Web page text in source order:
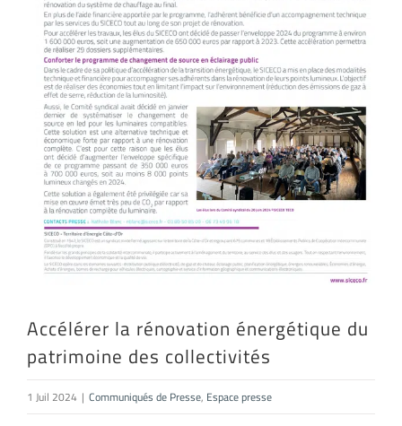
Accélérer la rénovation énergétique du
patrimoine des collectivités
1 Juil 2024 | Communiqués de Presse, Espace presse